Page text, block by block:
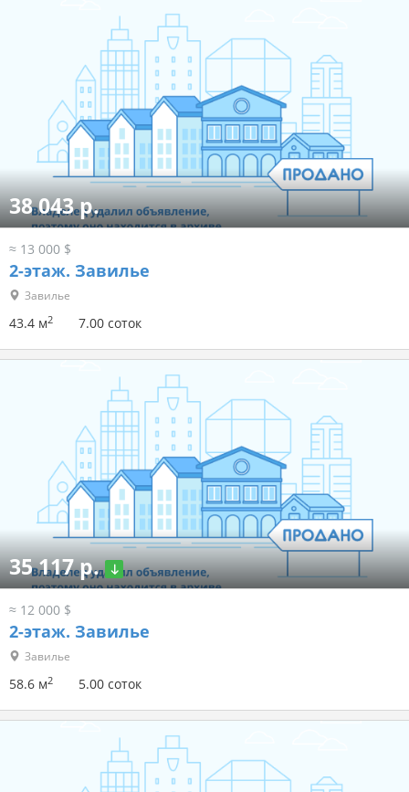
38 043 р.
≈ 13 000 $
2-этаж. Завилье
Завилье
43.4 м2 7.00 соток
35 117 р.
≈ 12 000 $
2-этаж. Завилье
Завилье
58.6 м2 5.00 соток